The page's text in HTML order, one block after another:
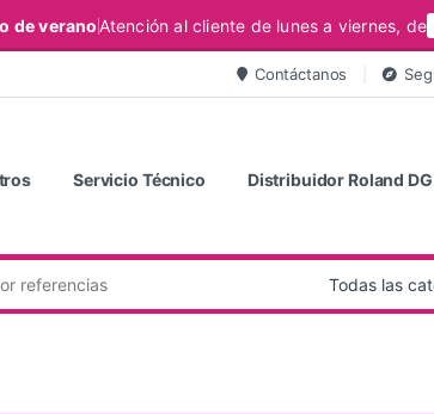
de veranoAtención al cliente de lunes a viernes, de
Contáctanos
Servicio Técnico Distribuidor Roland DG